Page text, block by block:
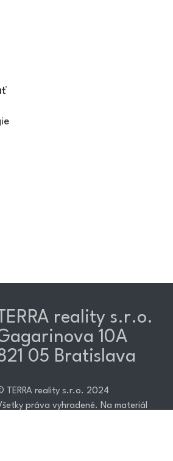
TERRA reality s.r.o.​
10A
05 Bratislava
TERRA reality s.r.o. 2024
práva vyhradené. Na materiál